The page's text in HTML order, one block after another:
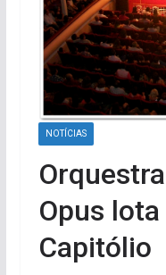
NOTÍCIAS
Opus
Capitólio